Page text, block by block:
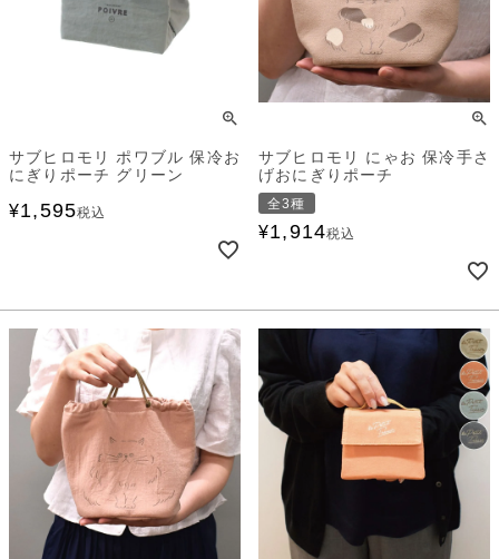
サブヒロモリ ポワブル 保冷お
にぎりポーチ グリーン
¥1,595税込
サブヒロモリ にゃお 保冷手さ
げおにぎりポーチ
全3種
¥1,914税込